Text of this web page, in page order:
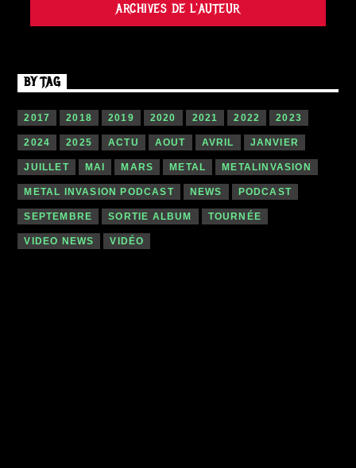
ARCHIVES DE L'AUTEUR
BY TAG
2017 2018 2019 2020 2021 2022 2023
2024 2025 ACTU AOUT AVRIL JANVIER
JUILLET MAI MARS METAL METALINVASION
METAL INVASION PODCAST NEWS PODCAST
SEPTEMBRE SORTIE ALBUM TOURNÉE
VIDEO NEWS VIDÉO